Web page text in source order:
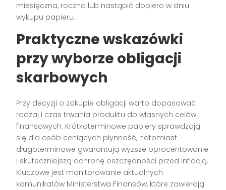
miesięczna, roczna lub nastąpić dopiero w dniu
wykupu papieru.
Praktyczne wskazówki
przy wyborze obligacji
skarbowych
Przy decyzji o zakupie obligacji warto dopasować
rodzaj i czas trwania produktu do własnych celów
finansowych. Krótkoterminowe papiery sprawdzają
się dla osób ceniących płynność, natomiast
długoterminowe gwarantują wyższe oprocentowanie
i skuteczniejszą ochronę oszczędności przed inflacją.
Kluczowe jest monitorowanie aktualnych
komunikatów Ministerstwa Finansów, które zawierają